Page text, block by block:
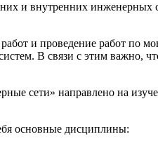
и внутренних
и проведение работ по
В связи с этим важно,
сети» направлено на
основные дисциплины: